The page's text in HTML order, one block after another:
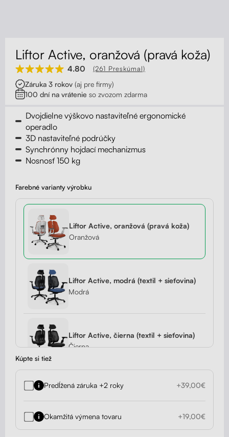
Stojany na monitor - Riser
Skrinky so zásuvkami a zásuvky
Akustické paravány
Opierky
Liftor Active, oranžová (pravá koža)
4.80 (261 Preskúmal)
Záruka 3 rokov (aj pre firmy)
100 dní na vrátenie so zvozom zdarma
Dvojdielne výškovo nastaviteľné ergonomické
operadlo
3D nastaviteľné podrúčky
Synchrónny hojdací mechanizmus
Nosnosť 150 kg
Farebné varianty výrobku
Liftor Active, oranžová (pravá koža)
Oranžová
Liftor Active, modrá (textil + sieťovina)
Modrá
Liftor Active, čierna (textil + sieťovina)
Čierna
Liftor Active, červená (textil + sieťovina)
Červená
Kúpte si tiež
Predĺžená záruka +2 roky +39,00€
Okamžitá výmena tovaru +19,00€